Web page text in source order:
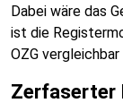
Dabei wäre das
ist die
OZG
Zerfaserter